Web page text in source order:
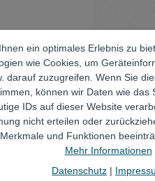
für den Einsatz im
ein optimales Erlebnis zu
wie Cookies, um
darauf zuzugreifen. Wenn Sie
können wir Daten wie das
IDs auf dieser Website
nicht erteilen oder
Merkmale und Funktionen
Mehr Informationen
Datenschutz |